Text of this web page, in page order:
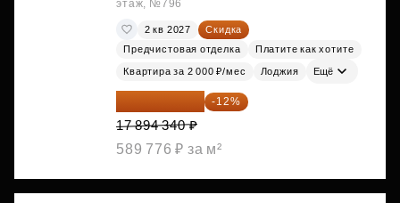
этаж, №796
2 кв 2027
Скидка
Предчистовая отделка
Платите как хотите
Квартира за 2 000 ₽/мес Лоджия Ещё
15 747 019 ₽ -12%
17 894 340 ₽
589 776 ₽ за м²